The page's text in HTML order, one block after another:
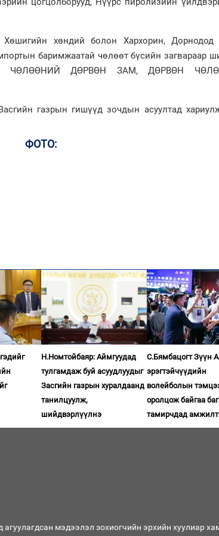
Хөшигийн хөндий болон Хархорин, Дорнодод
баримжаатай чөлөөт бүсийн загвараар
ЧӨЛӨӨНИЙ ДӨРВӨН ЗАМ, ДӨРВӨН
газрын гишүүд зочдын асуултад
ФОТО:
Н.Номтойбаяр: Аймгуудад
тулгамдаж буй асуудлуудыг
Засгийн газрын хуралдаанд
танилцуулж,
шийдвэрлүүлнэ
С.Бямбацогт Зүүн
эрэгтэйчүүдийн
волейболын
оролцож байгаа баг
тамирчдад амжилт
агуулагдсан мэдээлэл зохиогчийн эрхийн хуулиар